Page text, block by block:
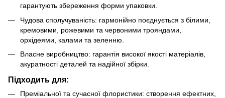
гарантують збереження форми упаковки.
Чудова сполучуваність: гармонійно поєднується з білими,
кремовими, рожевими та червоними трояндами,
орхідеями, калами та зеленню.
Власне виробництво: гарантія високої якості матеріалів,
акуратності деталей та надійної збірки.
Підходить для:
Преміальної та сучасної флористики: створення ефектних,